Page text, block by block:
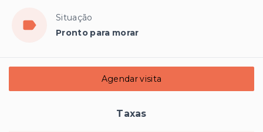
Situação
Pronto para morar
Agendar visita
Taxas